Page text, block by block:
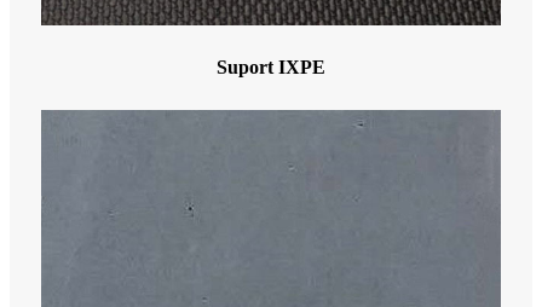
Suport IXPE